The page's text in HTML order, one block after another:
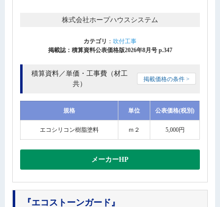
株式会社ホープハウスシステム
カテゴリ ： 吹付工事
掲載誌：積算資料公表価格版2026年8月号 p.347
積算資料／単価・工事費（材工
共）
掲載価格の条件 >
規格 単位 公表価格(税別)
エコシリコン樹脂塗料 ｍ２ 5,000円
メーカーHP
『エコストーンガード』